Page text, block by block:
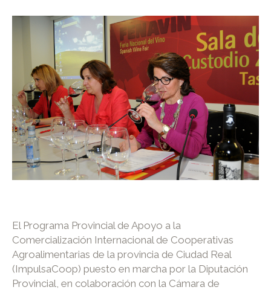
El Programa Provincial de Apoyo a la
Comercialización Internacional de Cooperativas
Agroalimentarias de la provincia de Ciudad Real
(ImpulsaCoop) puesto en marcha por la Diputación
Provincial, en colaboración con la Cámara de